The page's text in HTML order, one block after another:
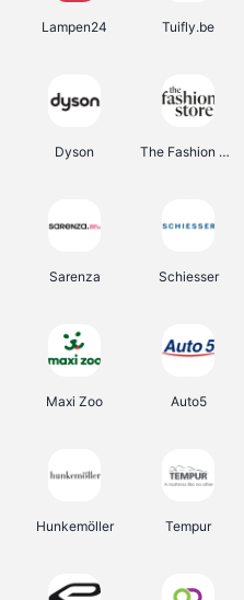
Lampen24 Tuifly.be
Dyson The Fashion Store
Sarenza Schiesser
Maxi Zoo Auto5
Hunkemöller Tempur